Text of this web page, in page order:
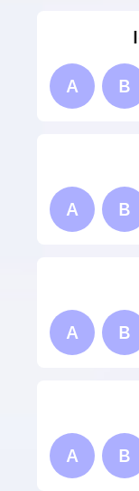
A B
A B
A B
A B